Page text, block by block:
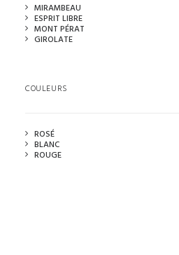
MIRAMBEAU
ESPRIT LIBRE
MONT PÉRAT
GIROLATE
COULEURS
ROSÉ
BLANC
ROUGE